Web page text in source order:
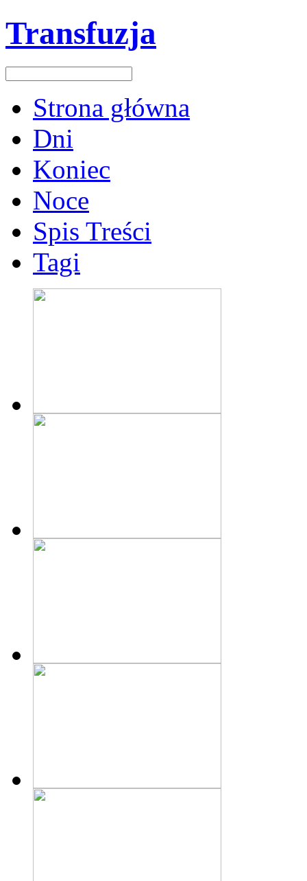
Transfuzja
Strona główna
Dni
Koniec
Noce
Spis Treści
Tagi